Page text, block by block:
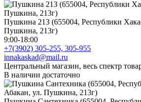
Пушкина 213 (655004, Республики
Пушкина, 213г)
9:00-18:00
+7(3902) 305-255, 305-955
innakaskad@mail.ru
Центральный магазин, весь спектр
В наличии достаточно